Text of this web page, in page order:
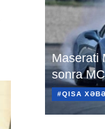
Maserati
sonra
#QISA